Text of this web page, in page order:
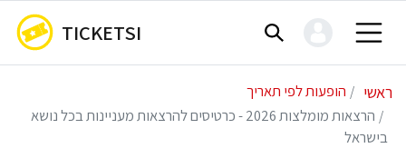
TICKETSI
ראשי
הופעות לפי תאריך
הרצאות מומלצות 2026 - כרטיסים להרצאות מעניינות בכל נושא
בישראל